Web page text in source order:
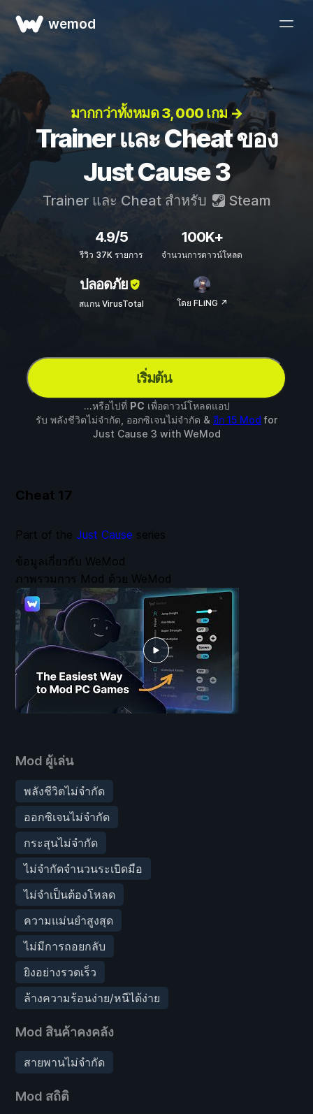
wemod
มากกว่าทั้งหมด 3, 000 เกม →
Trainer และ Cheat ของ
Just Cause 3
Trainer และ Cheat สำหรับ Steam
4.9/5
รีวิว 37K รายการ
100K+
จำนวนการดาวน์โหลด
ปลอดภัย
สแกน VirusTotal โดย FLiNG ↗
เริ่มต้น
...หรือไปที่ PC เพื่อดาวน์โหลดแอป
รับ พลังชีวิตไม่จำกัด, ออกซิเจนไม่จำกัด & อีก 15 Mod for
Just Cause 3 with WeMod
Cheat 17
Mod ผู้เล่น
พลังชีวิตไม่จำกัด
ออกซิเจนไม่จำกัด
กระสุนไม่จำกัด
ไม่จำกัดจำนวนระเบิดมือ
ไม่จำเป็นต้องโหลด
ความแม่นยำสูงสุด
ไม่มีการถอยกลับ
ยิงอย่างรวดเร็ว
ล้างความร้อนง่าย/หนีได้ง่าย
Mod สินค้าคงคลัง
สายพานไม่จำกัด
Mod สถิติ
ข้อมูลเกี่ยวกับ WeMod
ภาพรวมการ Mod ด้วย WeMod
Part of the Just Cause series